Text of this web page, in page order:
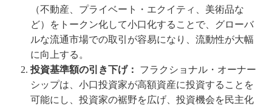
（不動産、プライベート・エクイティ、美術品な
ど）をトークン化して小口化することで、グローバ
ルな流通市場での取引が容易になり、流動性が大幅
に向上する。
投資基準額の引き下げ：
フラクショナル・オーナー
シップは、小口投資家が高額資産に投資することを
可能にし、投資家の裾野を広げ、投資機会を民主化